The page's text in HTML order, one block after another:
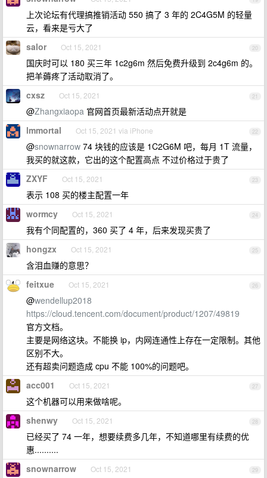
上次论坛有代理搞推销活动 550 搞了 3 年的 2C4G5M 的轻量
云，看来是亏大了
20
salor Oct 15, 2021
国庆时可以 180 买三年 1c2g6m 然后免费升级到 2c4g6m 的。
把羊薅疼了活动取消了。
21
cxsz Oct 15, 2021
@Zhangxiaopa 官网首页最新活动点开就是
22
lmmortal Oct 15, 2021 via iPhone
@snownarrow 74 块钱的应该是 1C2G6M 吧，每月 1T 流量，
我买的就这款，它出的这个配置高点 不过价格过于贵了
23
ZXYF Oct 15, 2021
表示 108 买的楼主配置一年
24
wormcy Oct 15, 2021
我有个同配置的，360 买了 4 年，后来发现买贵了
25
hongzx Oct 15, 2021
含泪血赚的意思？
26
feitxue Oct 15, 2021
@wendellup2018
https://cloud.tencent.com/document/product/1207/49819
官方文档。
主要是网络这块。不能换 ip，内网连通性上存在一定限制。其他
区别不大。
还有超卖问题造成 cpu 不能 100%的问题吧。
27
acc001 Oct 15, 2021
这个机器可以用来做啥呢。
28
shenwy Oct 15, 2021
已经买了 74 一年，想要续费多几年，不知道哪里有续费的优
惠..........
29
snownarrow Oct 15, 2021